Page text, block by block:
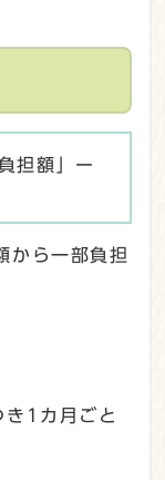
担額」ー
から一部負担
1カ月ごと